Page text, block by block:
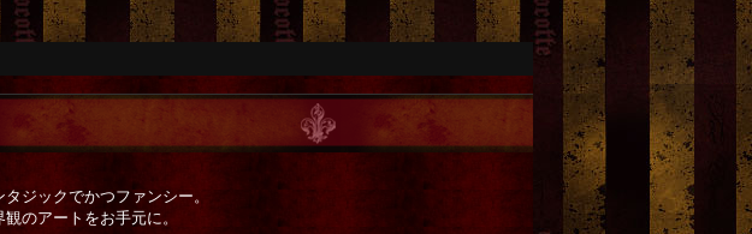
ジックでかつファンシー。
のアートをお手元に。